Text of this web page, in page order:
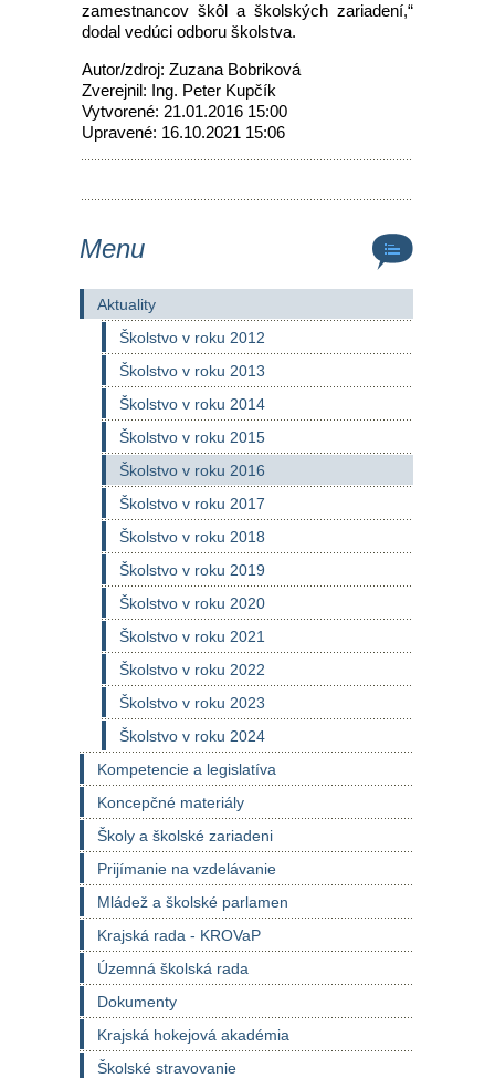
zamestnancov škôl a školských zariadení,“
dodal vedúci odboru školstva.
Autor/zdroj: Zuzana Bobriková
Zverejnil: Ing. Peter Kupčík
Vytvorené: 21.01.2016 15:00
Upravené: 16.10.2021 15:06
Menu
Aktuality
Školstvo v roku 2012
Školstvo v roku 2013
Školstvo v roku 2014
Školstvo v roku 2015
Školstvo v roku 2016
Školstvo v roku 2017
Školstvo v roku 2018
Školstvo v roku 2019
Školstvo v roku 2020
Školstvo v roku 2021
Školstvo v roku 2022
Školstvo v roku 2023
Školstvo v roku 2024
Kompetencie a legislatíva
Koncepčné materiály
Školy a školské zariadeni
Prijímanie na vzdelávanie
Mládež a školské parlamen
Krajská rada - KROVaP
Územná školská rada
Dokumenty
Krajská hokejová akadémia
Školské stravovanie